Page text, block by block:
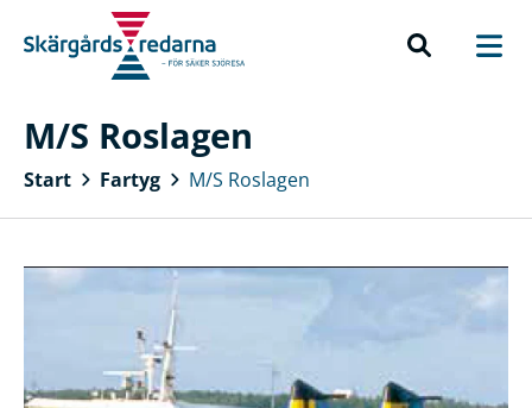
M/S Roslagen
Start Fartyg M/S Roslagen